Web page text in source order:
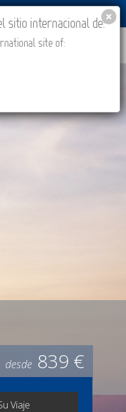
desde 839 €
Viaje
sitio internacional de:
site of: